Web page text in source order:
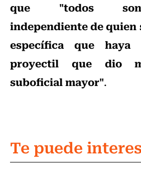
que "todos
independiente de quien
específica que haya
proyectil que dio
suboficial mayor".
Te puede